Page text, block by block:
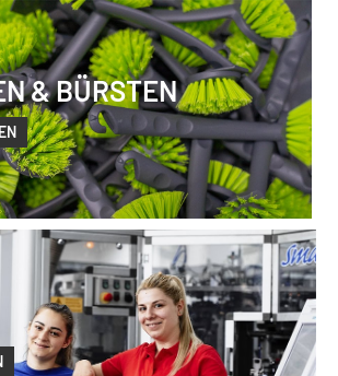
& BÜRSTEN